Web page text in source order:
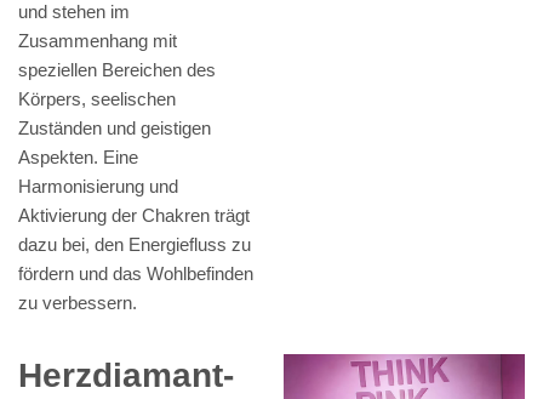
und stehen im
Zusammenhang mit
speziellen Bereichen des
Körpers, seelischen
Zuständen und geistigen
Aspekten. Eine
Harmonisierung und
Aktivierung der Chakren trägt
dazu bei, den Energiefluss zu
fördern und das Wohlbefinden
zu verbessern.
Herzdiamant-